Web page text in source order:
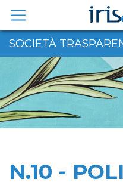
contenuto
SOCIETÀ
N.10 -